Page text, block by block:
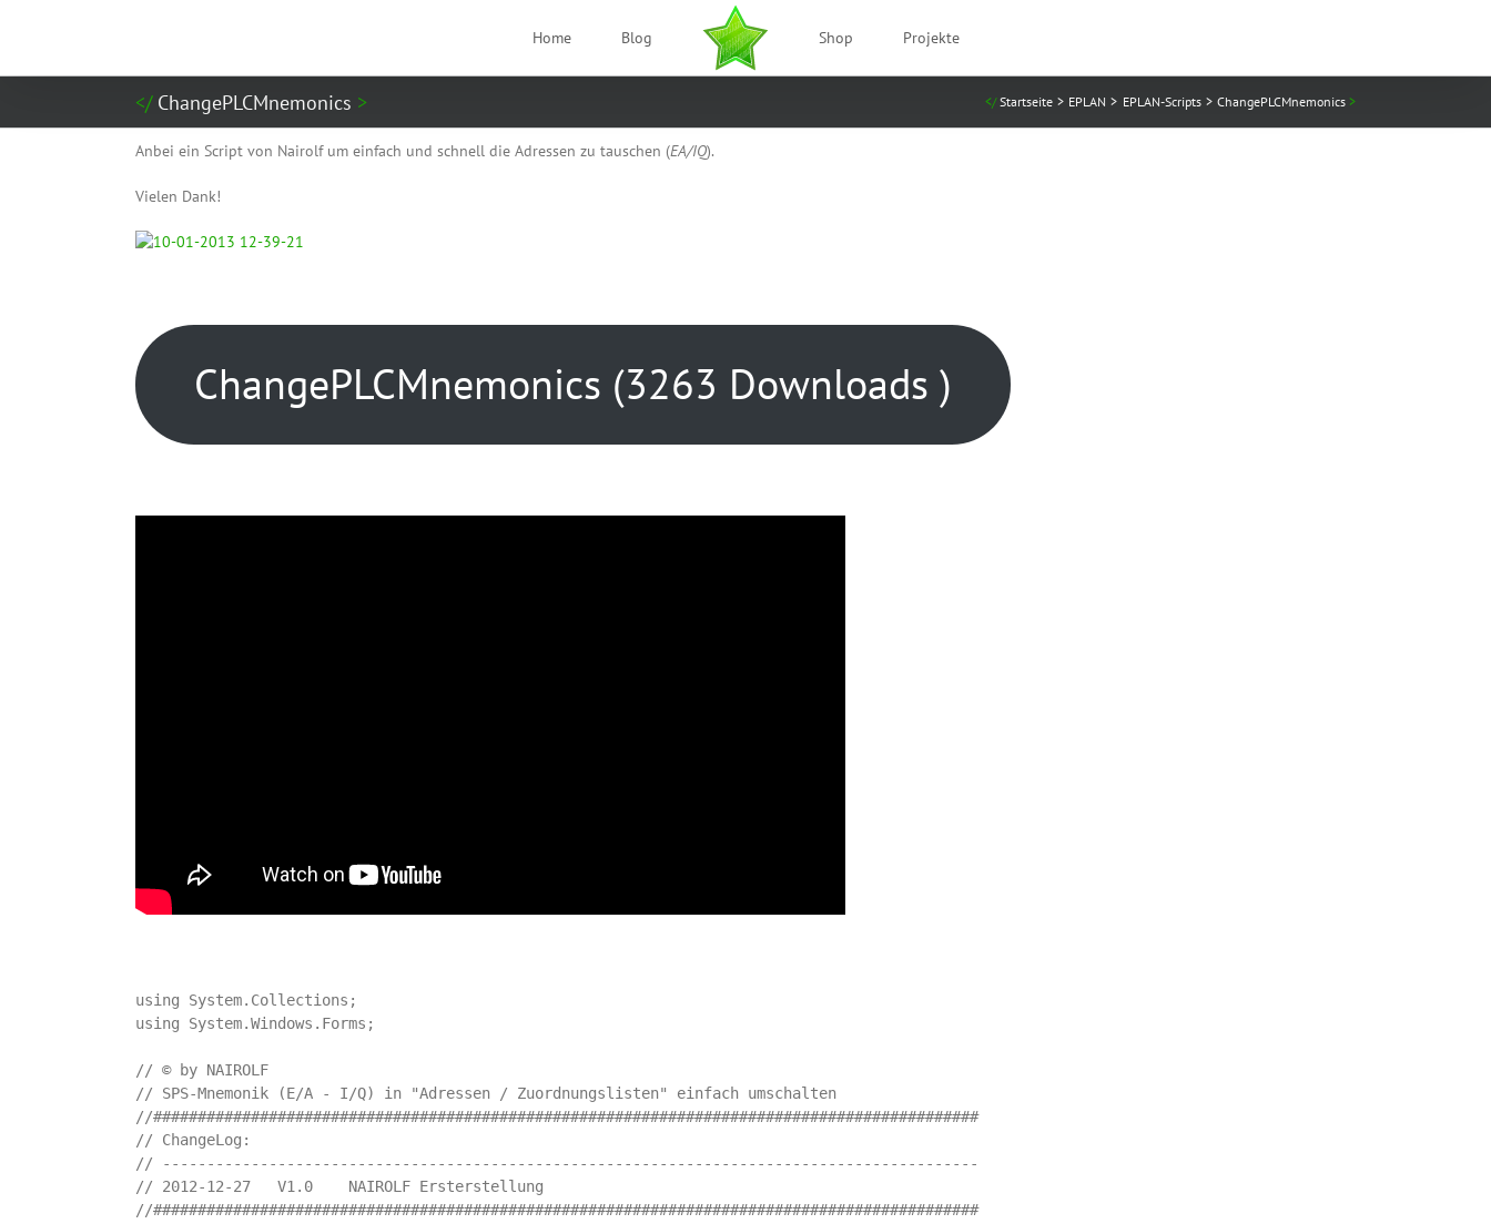
Home Blog Shop Projekte
ChangePLCMnemonics Startseite EPLAN EPLAN-Scripts ChangePLCMnemonics
Anbei ein Script von Nairolf um einfach und schnell die Adressen zu tauschen (EA/IQ).
Vielen Dank!
ChangePLCMnemonics (3263 Downloads )
using System.Collections;
using System.Windows.Forms;
// © by NAIROLF
// SPS-Mnemonik (E/A - I/Q) in "Adressen / Zuordnungslisten" einfach umschalten
//#############################################################################################
// ChangeLog:
// --------------------------------------------------------------------------------------------
// 2012-12-27   V1.0    NAIROLF Ersterstellung
//#############################################################################################